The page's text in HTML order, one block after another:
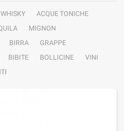
WHISKY
ACQUE TONICHE
MIGNON
BIRRA
GRAPPE
BIBITE BOLLICINE
VINI